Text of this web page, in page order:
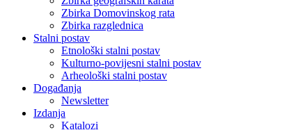
Zbirka Domovinskog rata
Zbirka razglednica
Stalni postav
Etnološki stalni postav
Kulturno-povijesni stalni postav
Arheološki stalni postav
Događanja
Newsletter
Izdanja
Katalozi